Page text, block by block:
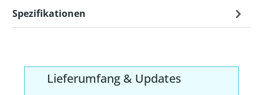
Spezifikationen
Lieferumfang & Updates